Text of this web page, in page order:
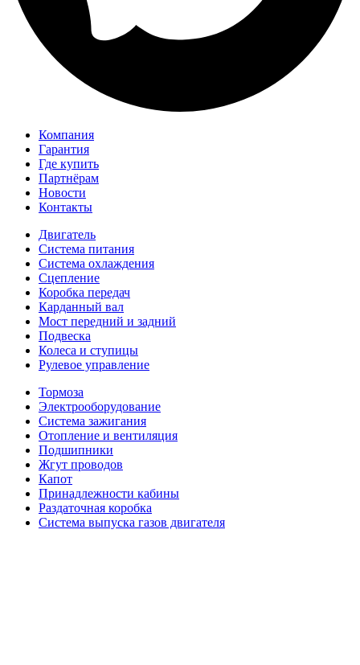
Компания
Гарантия
Где купить
Партнёрам
Новости
Контакты
Двигатель
Система питания
Система охлаждения
Сцепление
Коробка передач
Карданный вал
Мост передний и задний
Подвеска
Колеса и ступицы
Рулевое управление
Тормоза
Электрооборудование
Система зажигания
Отопление и вентиляция
Подшипники
Жгут проводов
Капот
Принадлежности кабины
Раздаточная коробка
Система выпуска газов двигателя